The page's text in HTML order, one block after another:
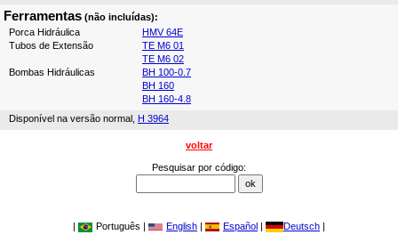
Ferramentas (não incluídas):
Porca Hidráulica
HMV 64E
Tubos de Extensão
TE M6 01
TE M6 02
Bombas Hidráulicas
BH 100-0.7
BH 160
BH 160-4.8
Disponível na versão normal, H 3964
voltar
Pesquisar por código:
| Português | English | Español | Deutsch |